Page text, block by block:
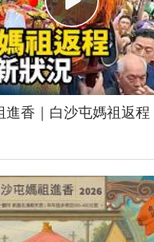
進香｜白沙屯媽祖返